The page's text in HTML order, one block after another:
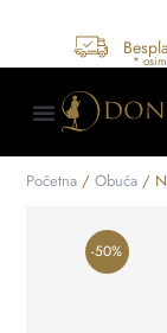
Početna /Obuća /
-50%